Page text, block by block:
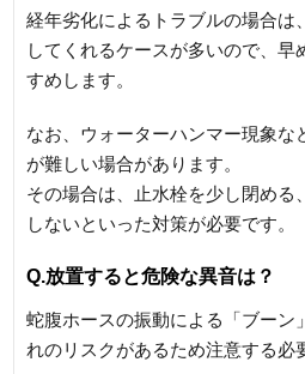
経年劣化によるトラブルの場合は
してくれるケースが多いので、早
すめします。
なお、ウォーターハンマー現象な
が難しい場合があります。
その場合は、止水栓を少し閉める
しないといった対策が必要です。
Q.放置すると危険な異音は？
蛇腹ホースの振動による「ブーン
れのリスクがあるため注意する必